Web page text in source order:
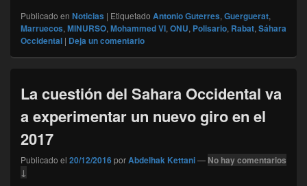
Publicado en Noticias | Etiquetado Antonio Guterres, Guerguerat,
Marruecos, MINURSO, Mohammed VI, ONU, Polisario, Rabat, Sáhara
Occidental | Deja un comentario
La cuestión del Sahara Occidental va
a experimentar un nuevo giro en el
2017
Publicado el 20/12/2016porAbdelhak Kettani— No hay comentarios
↓